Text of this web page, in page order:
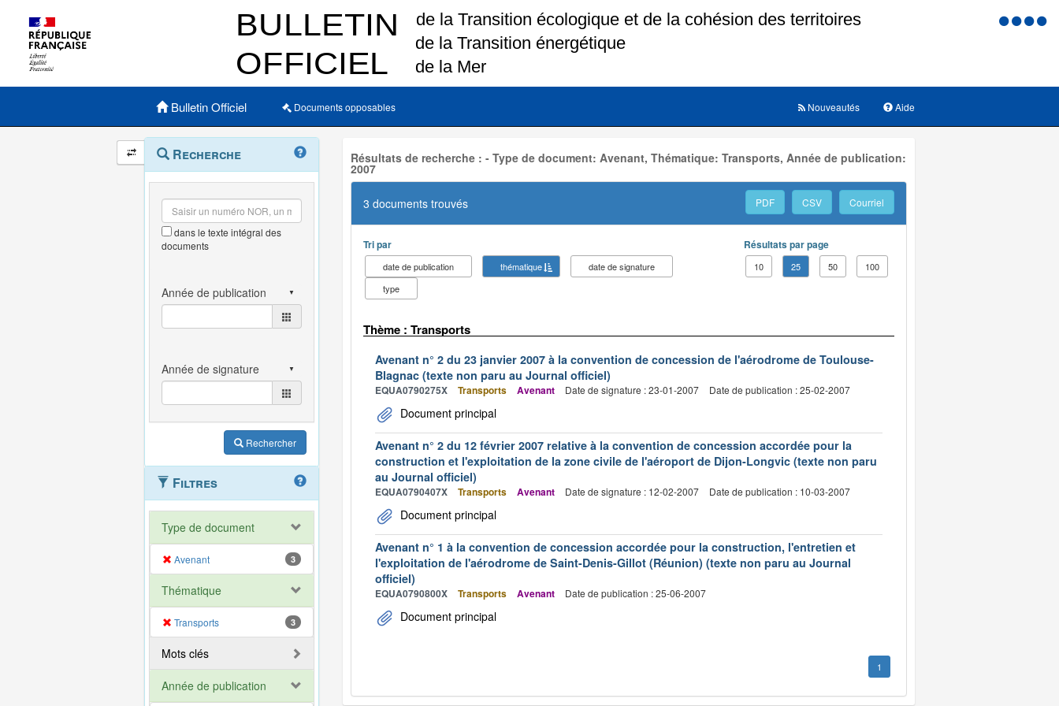
Menu
Menu principal
Bulletin Officiel Documents opposables Aide
Nouveautés
Navigation
et
outils
annexes
Menu
contextuel
Recherche
dans le texte intégral des
documents
Rechercher
Filtres
Type de document
Avenant 3
Thématique
Transports 3
Mots clés
Année de publication
Résultats de recherche : - Type de document: Avenant, Thématique: Transports, Année de publication:
2007
3 documents trouvés PDF CSV Courriel
Tri par
date de publication thématique
date de signature
type
Résultats par page
10 25 50 100
Thème : Transports
Avenant n° 2 du 23 janvier 2007 à la convention de concession de l'aérodrome de Toulouse-
Blagnac (texte non paru au Journal officiel)
EQUA0790275X Transports Avenant Date de signature : 23-01-2007 Date de publication : 25-02-2007
Document principal
Avenant n° 2 du 12 février 2007 relative à la convention de concession accordée pour la
construction et l'exploitation de la zone civile de l'aéroport de Dijon-Longvic (texte non paru
au Journal officiel)
EQUA0790407X Transports Avenant Date de signature : 12-02-2007 Date de publication : 10-03-2007
Document principal
Avenant n° 1 à la convention de concession accordée pour la construction, l'entretien et
l'exploitation de l'aérodrome de Saint-Denis-Gillot (Réunion) (texte non paru au Journal
officiel)
EQUA0790800X Transports Avenant Date de publication : 25-06-2007
Document principal
1